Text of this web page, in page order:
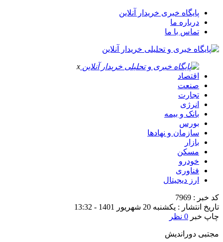
پایگاه خبری خریدار آنلاین
درباره ما
تماس با ما
x
اقتصاد
صنعت
تجارت
انرژی
بانک و بیمه
بورس
سازمان و نهادها
بازار
مسکن
خودرو
فناوری
ارز دیجیتال
کد خبر : 7969
تاریخ انتشار : یکشنبه 20 شهریور 1401 - 13:32
چاپ خبر 0 نظر
مجتبی دوراندیش